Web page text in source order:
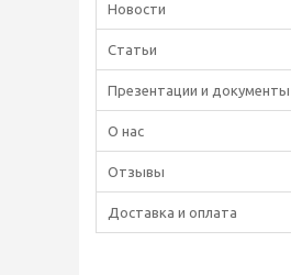
Новости
Статьи
Презентации и документы
О нас
Отзывы
Доставка и оплата